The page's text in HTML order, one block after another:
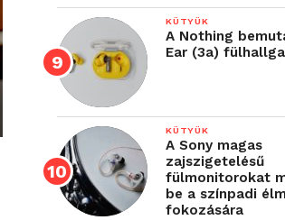
KÜTYÜK
A Nothing
Ear (3a)
KÜTYÜK
A Sony magas
zajszigetelésű
fülmonitorokat
be a színpadi
fokozására